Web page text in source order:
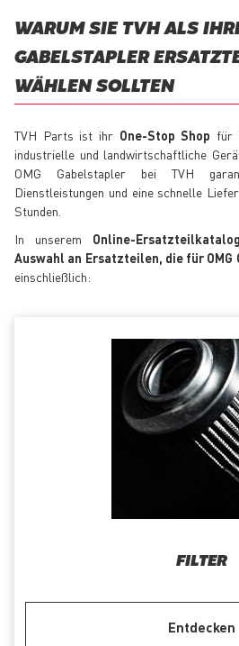
WARUM SIE TVH ALS
GABELSTAPLER
WÄHLEN SOLLTEN
TVH Parts ist ihr One-Stop Shop für
industrielle und landwirtschaftliche
OMG Gabelstapler bei TVH
Dienstleistungen und eine schnelle
Stunden.
In unserem Online-Ersatzteilkatalog
Auswahl an Ersatzteilen, die für OMG
einschließlich:
FILTER
Entdecken